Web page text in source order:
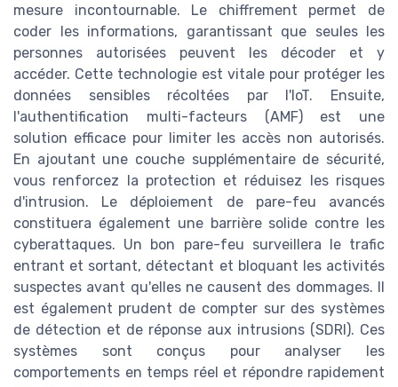
mesure incontournable. Le chiffrement permet de
coder les informations, garantissant que seules les
personnes autorisées peuvent les décoder et y
accéder. Cette technologie est vitale pour protéger les
données sensibles récoltées par l'IoT. Ensuite,
l'authentification multi-facteurs (AMF) est une
solution efficace pour limiter les accès non autorisés.
En ajoutant une couche supplémentaire de sécurité,
vous renforcez la protection et réduisez les risques
d'intrusion. Le déploiement de pare-feu avancés
constituera également une barrière solide contre les
cyberattaques. Un bon pare-feu surveillera le trafic
entrant et sortant, détectant et bloquant les activités
suspectes avant qu'elles ne causent des dommages. Il
est également prudent de compter sur des systèmes
de détection et de réponse aux intrusions (SDRI). Ces
systèmes sont conçus pour analyser les
comportements en temps réel et répondre rapidement